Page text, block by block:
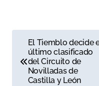
a
El Tiemblo decide
último clasificado
del Circuito de
Novilladas de
Castilla y León